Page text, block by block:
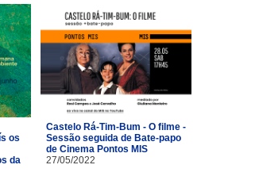
os
da
Castelo Rá-Tim-Bum - O filme -
Sessão seguida de Bate-papo
de Cinema Pontos MIS
27/05/2022